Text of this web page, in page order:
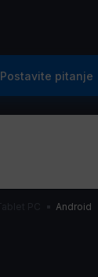
Postavite pitanje
Android